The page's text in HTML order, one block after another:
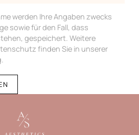
werden Ihre Angaben zwecks
sowie für den Fall, dass
gespeichert. Weitere
finden Sie in unserer
.